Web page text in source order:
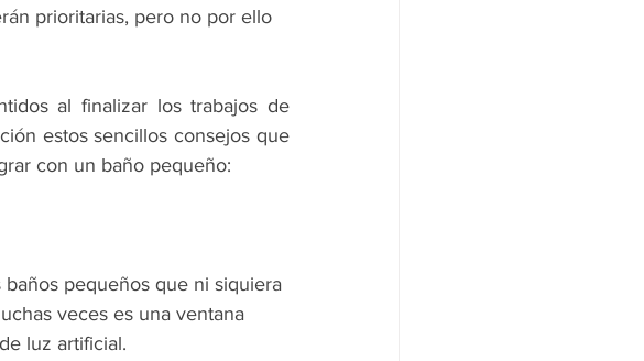
prioritarias, pero no por ello
estos sencillos consejos que
con un baño pequeño:
pequeños que ni siquiera
veces es una ventana
luz artificial.